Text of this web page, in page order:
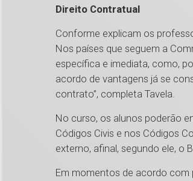
Direito Contratual
Conforme explicam os
Nos países que seguem a
específica e imediata, como,
acordo de vantagens já se
contrato”, completa Tavela.
No curso, os alunos poderão
Códigos Civis e nos Códigos
externo, afinal, segundo ele, o
Em momentos de acordo com